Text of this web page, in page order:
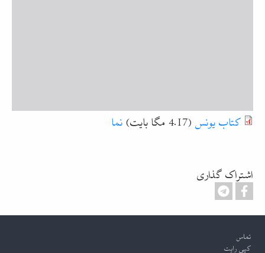
کتاب یونس(4.17 مگا بایت) نما
اشتراک گذاری
تماس
کپی رایت